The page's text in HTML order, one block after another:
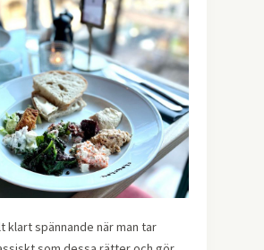
klart spännande när man tar